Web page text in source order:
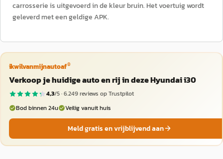
carrosserie is uitgevoerd in de kleur bruin. Het voertuig wordt
geleverd met een geldige APK.
ikwilvanmijnautoaf®
Verkoop je huidige auto en rij in deze Hyundai i30
4,3/5 ·6.249reviews op Trustpilot
Bod binnen 24u
Veilig vanuit huis
Meld gratis en vrijblijvend aan